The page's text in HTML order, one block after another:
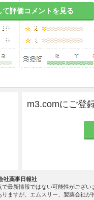
の副作用が強くあらわ
症等、体内に閉鎖腔の
素の肺内残気による希
始すると、酸素欠乏
て評価コメントを見る
m3.comにご登
社薬事日報社
最新情報ではない可能性がござ
ますが、エムスリー、製薬会社が